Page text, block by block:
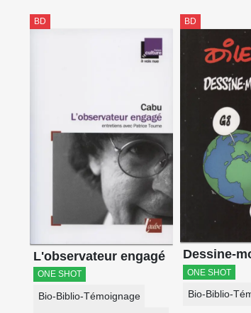
BD
L'observateur engagé
ONE SHOT
Bio-Biblio-Témoignage
BD
Dessine-
ONE SHOT
Bio-Biblio-